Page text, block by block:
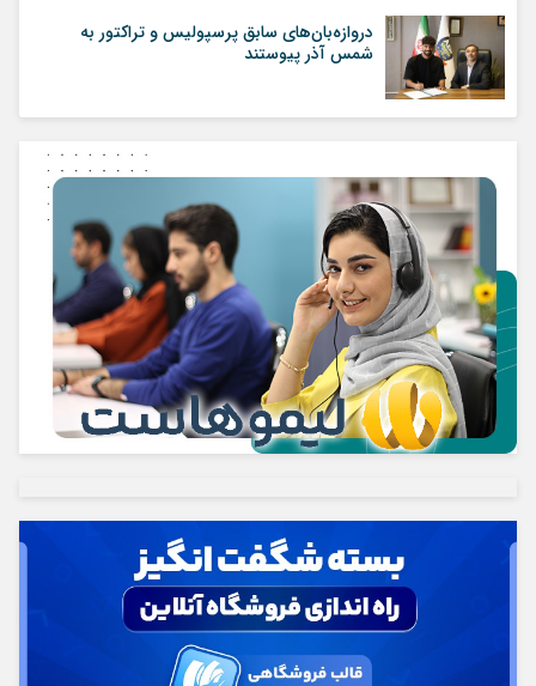
دروازه‌بان‌های سابق پرسپولیس و تراکتور به
شمس آذر پیوستند